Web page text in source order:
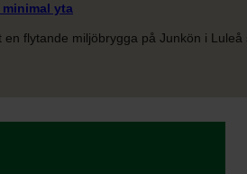
yta
en flytande miljöbrygga på Junkön i